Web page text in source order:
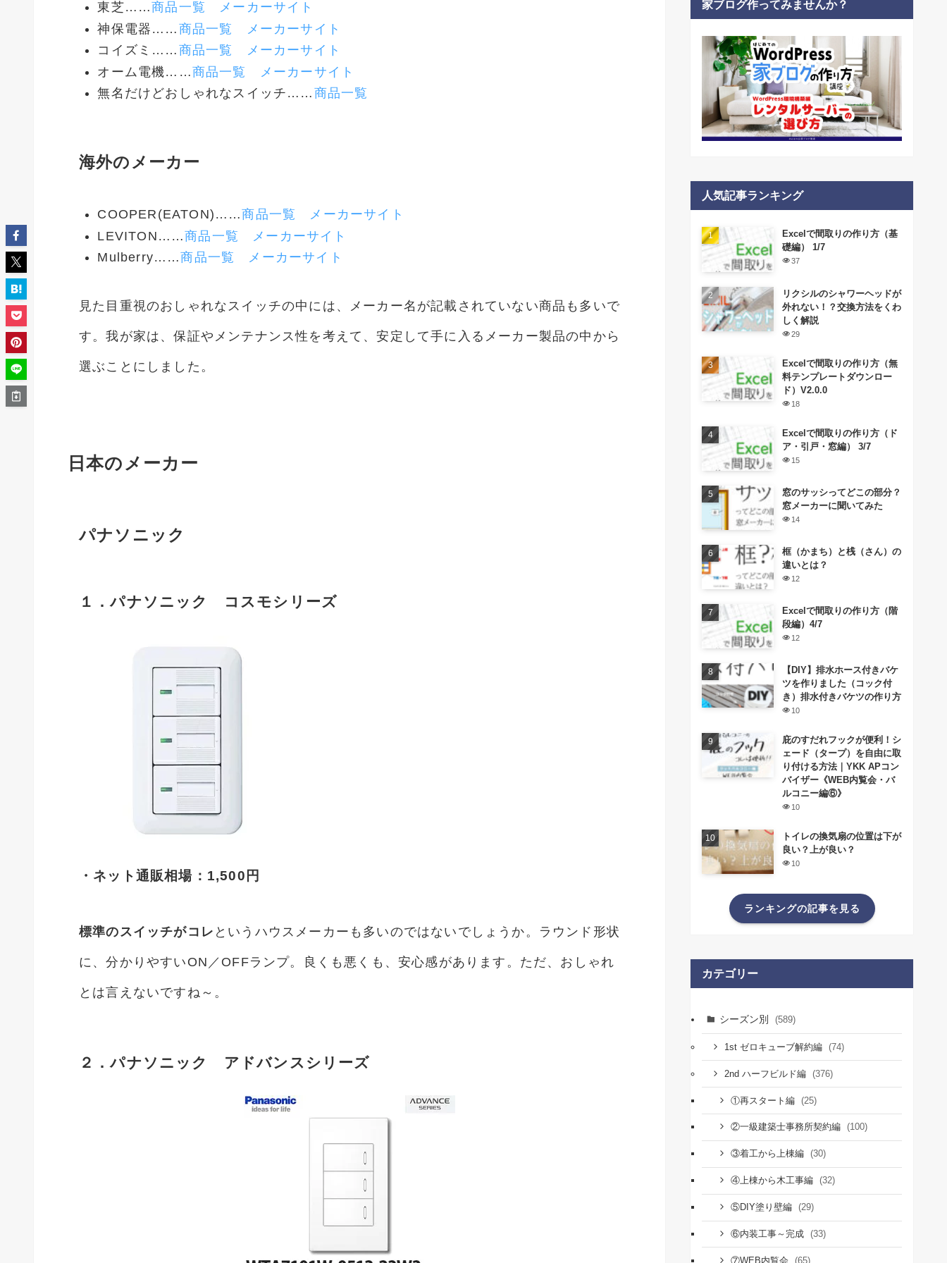
東芝……商品一覧
メーカーサイト
神保電器…… 商品一覧
メーカーサイト
コイズミ…… 商品一覧
メーカーサイト
オーム電機……商品一覧
メーカーサイト
無名だけどおしゃれなスイッチ…… 商品一覧
海外のメーカー
COOPER(EATON)……商品一覧
メーカーサイト
LEVITON……商品一覧
メーカーサイト
Mulberry……商品一覧 メーカーサイト
見た目重視のおしゃれなスイッチの中には、メーカー名が記載されていない商品も多いで
す。我が家は、保証やメンテナンス性を考えて、安定して手に入るメーカー製品の中から
選ぶことにしました。
日本のメーカー
パナソニック
１．パナソニック コスモシリーズ
・ネット通販相場：1,500円
標準のスイッチがコレ というハウスメーカーも多いのではないでしょうか。ラウンド形状
に、分かりやすいON／OFFランプ。良くも悪くも、安心感があります。ただ、おしゃれ
とは言えないですね～。
２．パナソニック アドバンスシリーズ
家ブログ作ってみませんか？
人気記事ランキング
Excelで間取りの作り方（基
礎編） 1/7
37
リクシルのシャワーヘッドが
外れない！？交換方法をくわ
しく解説
29
Excelで間取りの作り方（無
料テンプレートダウンロー
ド）V2.0.0
18
Excelで間取りの作り方（ド
ア・引戸・窓編） 3/7
15
窓のサッシってどこの部分？
窓メーカーに聞いてみた
14
框（かまち）と桟（さん）の
違いとは？
12
Excelで間取りの作り方（階
段編）4/7
12
【DIY】排水ホース付きバケ
ツを作りました（コック付
き）排水付きバケツの作り方
10
庇のすだれフックが便利！シ
ェード（タープ）を自由に取
り付ける方法｜YKK APコン
バイザー《WEB内覧会・バ
ルコニー編⑥》
10
トイレの換気扇の位置は下が
良い？上が良い？
10
ランキングの記事を見る
カテゴリー
シーズン別 (589)
1st ゼロキューブ解約編 (74)
2nd ハーフビルド編 (376)
①再スタート編 (25)
②一級建築士事務所契約編 (100)
③着工から上棟編 (30)
④上棟から木工事編 (32)
⑤DIY塗り壁編 (29)
⑥内装工事～完成 (33)
⑦WEB内覧会 (65)